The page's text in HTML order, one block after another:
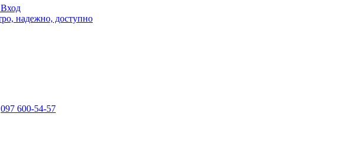
Вход
097 600-54-57